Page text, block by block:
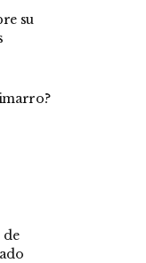
su
de